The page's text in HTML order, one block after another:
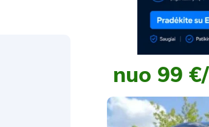
nuo 99